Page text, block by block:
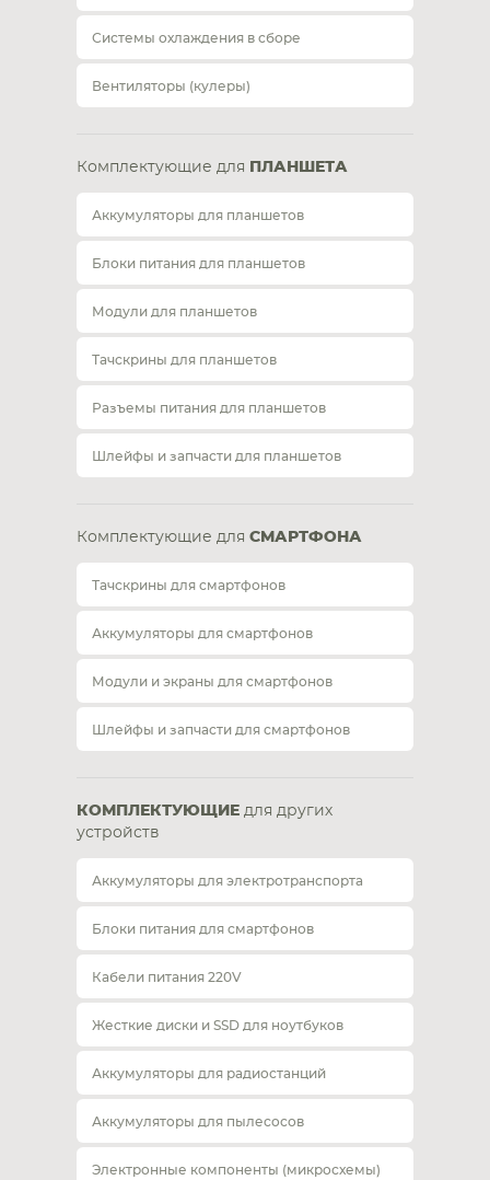
Системы охлаждения в сборе
Вентиляторы (кулеры)
Комплектующие для ПЛАНШЕТА
Аккумуляторы для планшетов
Блоки питания для планшетов
Модули для планшетов
Тачскрины для планшетов
Разъемы питания для планшетов
Шлейфы и запчасти для планшетов
Комплектующие для СМАРТФОНА
Тачскрины для смартфонов
Аккумуляторы для смартфонов
Модули и экраны для смартфонов
Шлейфы и запчасти для смартфонов
КОМПЛЕКТУЮЩИЕ для других
устройств
Аккумуляторы для электротранспорта
Блоки питания для смартфонов
Кабели питания 220V
Жесткие диски и SSD для ноутбуков
Аккумуляторы для радиостанций
Аккумуляторы для пылесосов
Электронные компоненты (микросхемы)